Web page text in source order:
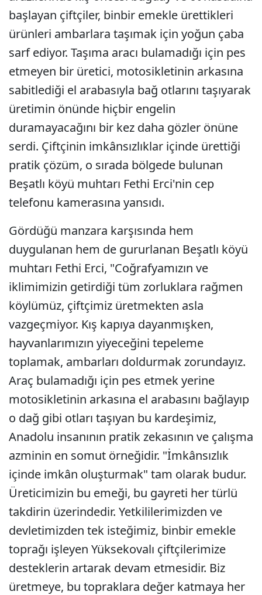
başlayan çiftçiler, binbir emekle ürettikleri
ürünleri ambarlara taşımak için yoğun çaba
sarf ediyor. Taşıma aracı bulamadığı için pes
etmeyen bir üretici, motosikletinin arkasına
sabitlediği el arabasıyla bağ otlarını taşıyarak
üretimin önünde hiçbir engelin
duramayacağını bir kez daha gözler önüne
serdi. Çiftçinin imkânsızlıklar içinde ürettiği
pratik çözüm, o sırada bölgede bulunan
Beşatlı köyü muhtarı Fethi Erci'nin cep
telefonu kamerasına yansıdı.
Gördüğü manzara karşısında hem
duygulanan hem de gururlanan Beşatlı köyü
muhtarı Fethi Erci, "Coğrafyamızın ve
iklimimizin getirdiği tüm zorluklara rağmen
köylümüz, çiftçimiz üretmekten asla
vazgeçmiyor. Kış kapıya dayanmışken,
hayvanlarımızın yiyeceğini tepeleme
toplamak, ambarları doldurmak zorundayız.
Araç bulamadığı için pes etmek yerine
motosikletinin arkasına el arabasını bağlayıp
o dağ gibi otları taşıyan bu kardeşimiz,
Anadolu insanının pratik zekasının ve çalışma
azminin en somut örneğidir. "İmkânsızlık
içinde imkân oluşturmak" tam olarak budur.
Üreticimizin bu emeği, bu gayreti her türlü
takdirin üzerindedir. Yetkililerimizden ve
devletimizden tek isteğimiz, binbir emekle
toprağı işleyen Yüksekovalı çiftçilerimize
desteklerin artarak devam etmesidir. Biz
üretmeye, bu topraklara değer katmaya her